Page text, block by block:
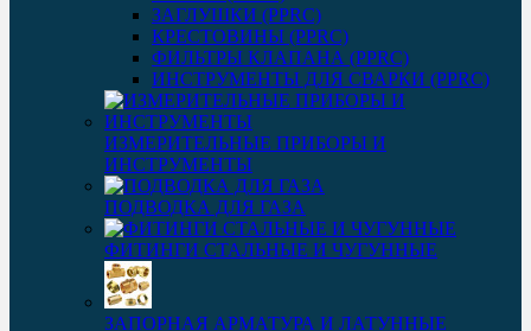
ЗАГЛУШКИ (PPRC)
КРЕСТОВИНЫ (PPRC)
ФИЛЬТРЫ КЛАПАНА (PPRC)
ИНСТРУМЕНТЫ ДЛЯ СВАРКИ (PPRC)
ИЗМЕРИТЕЛЬНЫЕ ПРИБОРЫ И
ИНСТРУМЕНТЫ
ПОДВОДКА ДЛЯ ГАЗА
ФИТИНГИ СТАЛЬНЫЕ И ЧУГУННЫЕ
ЗАПОРНАЯ АРМАТУРА И ЛАТУННЫЕ